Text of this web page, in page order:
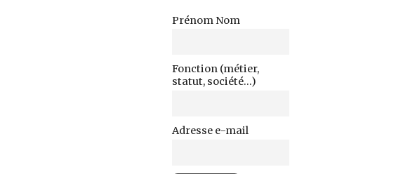
Prénom Nom
Fonction (métier,
statut, société...)
Adresse e-mail